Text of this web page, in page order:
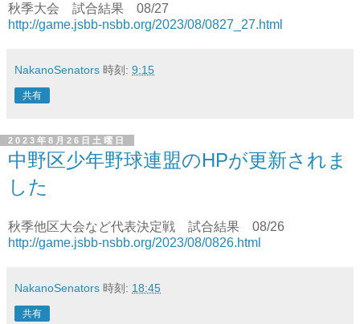
秋季大会 試合結果 08/27
http://game.jsbb-nsbb.org/2023/08/0827_27.html
NakanoSenators 時刻: 9:15
共有
2023年8月26日土曜日
中野区少年野球連盟のHPが更新されま
した
秋季他区大会など代表決定戦 試合結果 08/26
http://game.jsbb-nsbb.org/2023/08/0826.html
NakanoSenators 時刻: 18:45
共有